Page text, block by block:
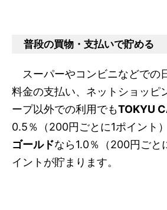
普段の買物・支払いで貯める
スーパーやコンビニなどでの
料金の支払い、ネットショッピ
ープ以外での利用でもTOKYU
0.5％（200円ごとに1ポイント）
ゴールドなら1.0％（200円ごと
イントが貯まります。